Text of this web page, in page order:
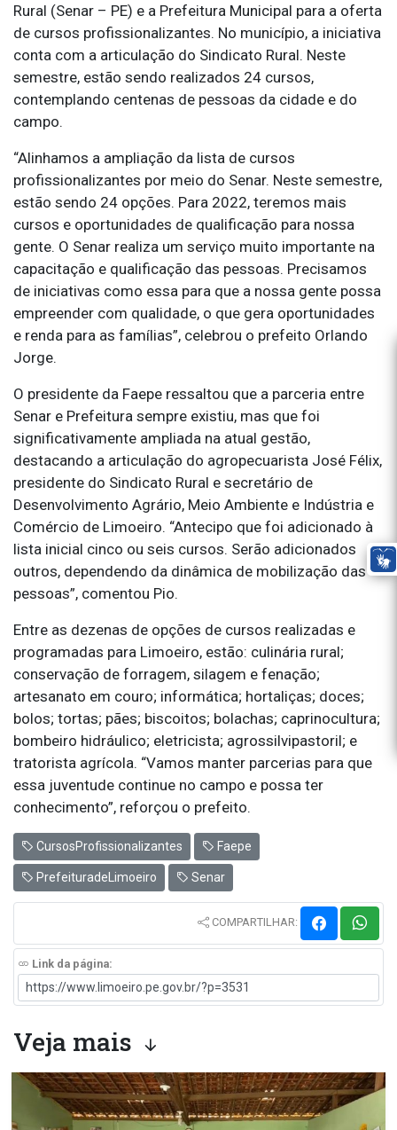
Rural (Senar – PE) e a Prefeitura Municipal para a oferta
de cursos profissionalizantes. No município, a iniciativa
conta com a articulação do Sindicato Rural. Neste
semestre, estão sendo realizados 24 cursos,
contemplando centenas de pessoas da cidade e do
campo.
“Alinhamos a ampliação da lista de cursos
profissionalizantes por meio do Senar. Neste semestre,
estão sendo 24 opções. Para 2022, teremos mais
cursos e oportunidades de qualificação para nossa
gente. O Senar realiza um serviço muito importante na
capacitação e qualificação das pessoas. Precisamos
de iniciativas como essa para que a nossa gente possa
empreender com qualidade, o que gera oportunidades
e renda para as famílias”, celebrou o prefeito Orlando
Jorge.
O presidente da Faepe ressaltou que a parceria entre
Senar e Prefeitura sempre existiu, mas que foi
significativamente ampliada na atual gestão,
destacando a articulação do agropecuarista José Félix,
presidente do Sindicato Rural e secretário de
Desenvolvimento Agrário, Meio Ambiente e Indústria e
Comércio de Limoeiro. “Antecipo que foi adicionado à
lista inicial cinco ou seis cursos. Serão adicionados
outros, dependendo da dinâmica de mobilização das
pessoas”, comentou Pio.
Entre as dezenas de opções de cursos realizadas e
programadas para Limoeiro, estão: culinária rural;
conservação de forragem, silagem e fenação;
artesanato em couro; informática; hortaliças; doces;
bolos; tortas; pães; biscoitos; bolachas; caprinocultura;
bombeiro hidráulico; eletricista; agrossilvipastoril; e
tratorista agrícola. “Vamos manter parcerias para que
essa juventude continue no campo e possa ter
conhecimento”, reforçou o prefeito.
CursosProfissionalizantes Faepe
PrefeituradeLimoeiro Senar
COMPARTILHAR:
Link da página:
Veja mais